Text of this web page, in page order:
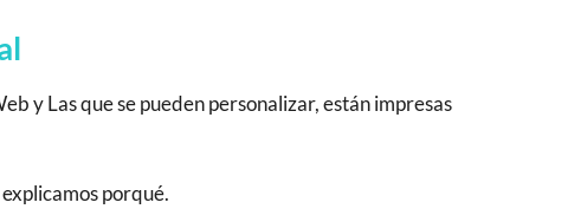
y Las que se pueden personalizar, están impresas
porqué.